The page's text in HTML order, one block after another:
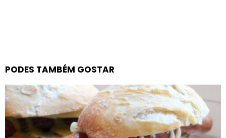
PODES TAMBÉM GOSTAR